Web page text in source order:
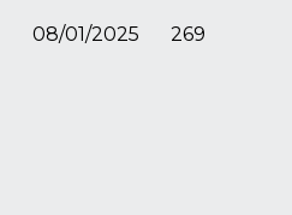
08/01/2025 269